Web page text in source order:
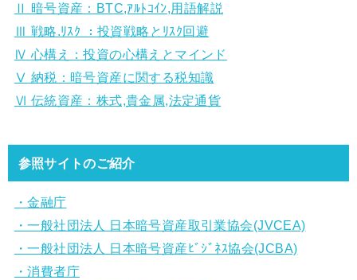
Ⅱ 暗号資産：BTC,ｱﾙﾄｺｲﾝ,用語解説
Ⅲ 戦略.ﾘｽｸ ：投資戦略とﾘｽｸ回避
Ⅳ 心構え：投資の心構えとマインド
Ⅴ 納税：暗号資産に関する税知識
Ⅵ 伝統資産：株式,貴金属,法定通貨
参照サイトのご紹介
・金融庁
・一般社団法人 日本暗号資産取引業協会(JVCEA)
・一般社団法人 日本暗号資産ﾋﾞｼﾞﾈｽ協会(JCBA)
・消費者庁